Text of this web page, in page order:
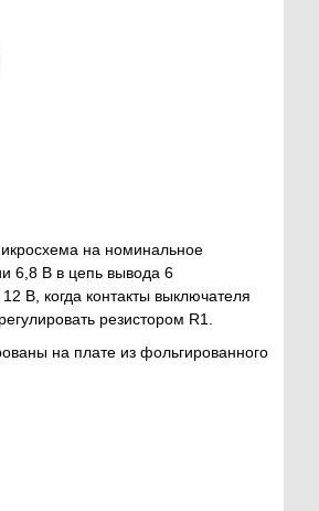
на номинальное
6,8 В в цепь вывода 6
В, когда контакты выключателя
резистором R1.
на плате из фольгированного